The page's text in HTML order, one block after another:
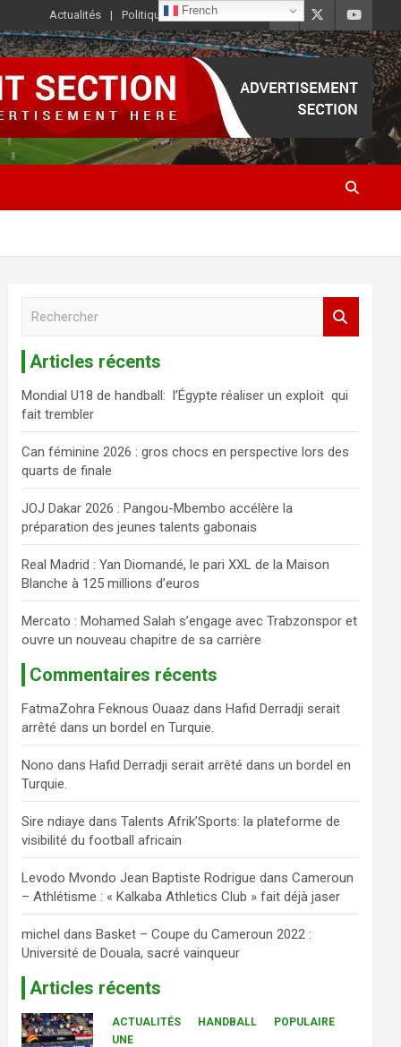
Actualités Politique de Confidentialité
r
c
h
e
r
Articles récents
Mondial U18 de handball: l’Égypte réaliser un exploit qui
fait trembler
Can féminine 2026 : gros chocs en perspective lors des
quarts de finale
JOJ Dakar 2026 : Pangou-Mbembo accélère la
préparation des jeunes talents gabonais
Real Madrid : Yan Diomandé, le pari XXL de la Maison
Blanche à 125 millions d’euros
Mercato : Mohamed Salah s’engage avec Trabzonspor et
ouvre un nouveau chapitre de sa carrière
Commentaires récents
FatmaZohra Feknous Ouaaz dansHafid Derradji serait
arrêté dans un bordel en Turquie.
Nono dansHafid Derradji serait arrêté dans un bordel en
Turquie.
Sire ndiaye dansTalents Afrik’Sports: la plateforme de
visibilité du football africain
Levodo Mvondo Jean Baptiste Rodrigue dansCameroun
– Athlétisme : « Kalkaba Athletics Club » fait déjà jaser
michel dansBasket – Coupe du Cameroun 2022 :
Université de Douala, sacré vainqueur
Articles récents
ACTUALITÉS HANDBALL
POPULAIRE
UNE
French